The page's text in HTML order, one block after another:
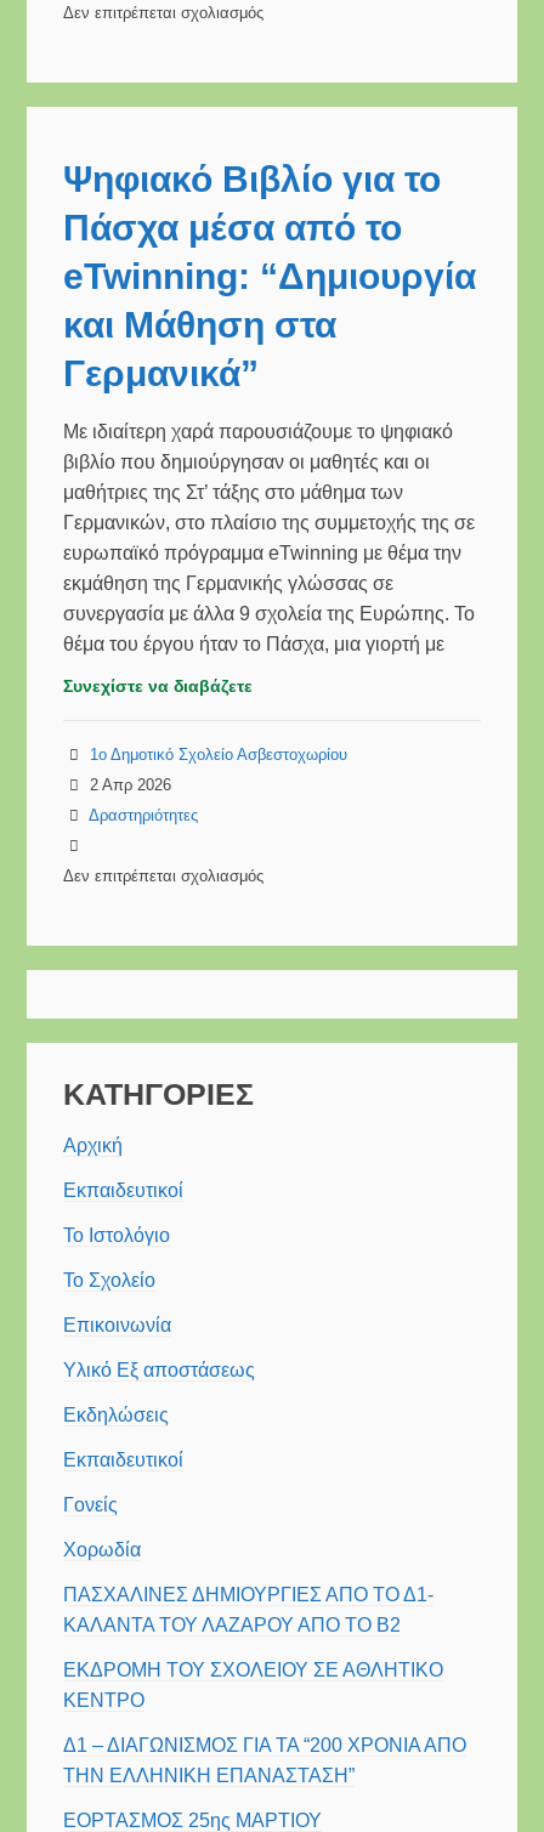
Δεν επιτρέπεται σχολιασμός
Τάξης
στο
Πρόγραμμα
Ψηφιακό Βιβλίο για το
Πάσχα μέσα από το
eTwinning: “Δημιουργία
και Μάθηση στα
Γερμανικά”
Με ιδιαίτερη χαρά παρουσιάζουμε το ψηφιακό
βιβλίο που δημιούργησαν οι μαθητές και οι
μαθήτριες της Στ’ τάξης στο μάθημα των
Γερμανικών, στο πλαίσιο της συμμετοχής της σε
ευρωπαϊκό πρόγραμμα eTwinning με θέμα την
εκμάθηση της Γερμανικής γλώσσας σε
συνεργασία με άλλα 9 σχολεία της Ευρώπης. Το
θέμα του έργου ήταν το Πάσχα, μια γιορτή με
Συνεχίστε να διαβάζετε
1ο Δημοτικό Σχολείο Ασβεστοχωρίου
2 Απρ 2026
Δραστηριότητες
Δεν επιτρέπεται σχολιασμός
μέσα
το
και
Μάθηση
Γερμανικά”
ΚΑΤΗΓΟΡΙΕΣ
Αρχική
Εκπαιδευτικοί
Το Ιστολόγιο
Το Σχολείο
Επικοινωνία
Υλικό Εξ αποστάσεως
Εκδηλώσεις
Εκπαιδευτικοί
Γονείς
Χορωδία
ΠΑΣΧΑΛΙΝΕΣ ΔΗΜΙΟΥΡΓΙΕΣ ΑΠΟ ΤΟ Δ1-
ΚΑΛΑΝΤΑ ΤΟΥ ΛΑΖΑΡΟΥ ΑΠΟ ΤΟ Β2
ΕΚΔΡΟΜΗ ΤΟΥ ΣΧΟΛΕΙΟΥ ΣΕ ΑΘΛΗΤΙΚΟ
ΚΕΝΤΡΟ
Δ1 – ΔΙΑΓΩΝΙΣΜΟΣ ΓΙΑ ΤΑ “200 ΧΡΟΝΙΑ ΑΠΟ
ΤΗΝ ΕΛΛΗΝΙΚΗ ΕΠΑΝΑΣΤΑΣΗ”
ΕΟΡΤΑΣΜΟΣ 25ης ΜΑΡΤΙΟΥ